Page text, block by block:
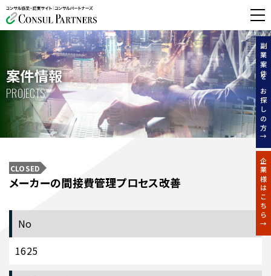
無料相談する
副業案件をお探しの方↑
企業様はこちら↑
案件情報
PROJECTS
CLOSED
メーカーの間接費管理プロセス改善
No
1625